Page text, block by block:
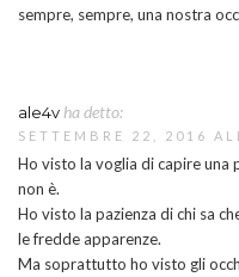
sempre, sempre, una nostra
ale4v ha detto:
SETTEMBRE 22, 2016
Ho visto la voglia di capire una
non è.
Ho visto la pazienza di chi sa
le fredde apparenze.
Ma soprattutto ho visto gli